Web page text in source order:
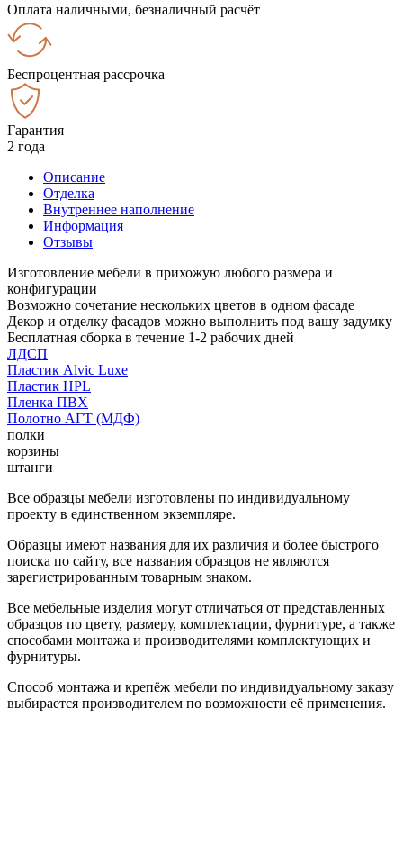
Оплата наличными, безналичный расчёт
Беспроцентная рассрочка
Гарантия
2 года
Описание
Отделка
Внутреннее наполнение
Информация
Отзывы
Изготовление мебели в прихожую любого размера и
конфигурации
Возможно сочетание нескольких цветов в одном фасаде
Декор и отделку фасадов можно выполнить под вашу задумку
Бесплатная сборка в течение 1-2 рабочих дней
ЛДСП
Пластик Alvic Luxe
Пластик HPL
Пленка ПВХ
Полотно АГТ (МДФ)
полки
корзины
штанги
Все образцы мебели изготовлены по индивидуальному
проекту в единственном экземпляре.
Образцы имеют названия для их различия и более быстрого
поиска по сайту, все названия образцов не являются
зарегистрированным товарным знаком.
Все мебельные изделия могут отличаться от представленных
образцов по цвету, размеру, комплектации, фурнитуре, а также
способами монтажа и производителями комплектующих и
фурнитуры.
Способ монтажа и крепёж мебели по индивидуальному заказу
выбирается производителем по возможности её применения.